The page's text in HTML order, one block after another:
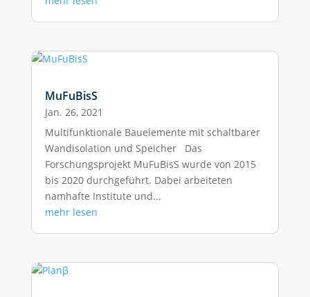
MuFuBisS
Jan. 26, 2021
Multifunktionale Bauelemente mit schaltbarer
Wandisolation und Speicher Das
Forschungsprojekt MuFuBisS wurde von 2015
bis 2020 durchgeführt. Dabei arbeiteten
namhafte Institute und...
mehr lesen